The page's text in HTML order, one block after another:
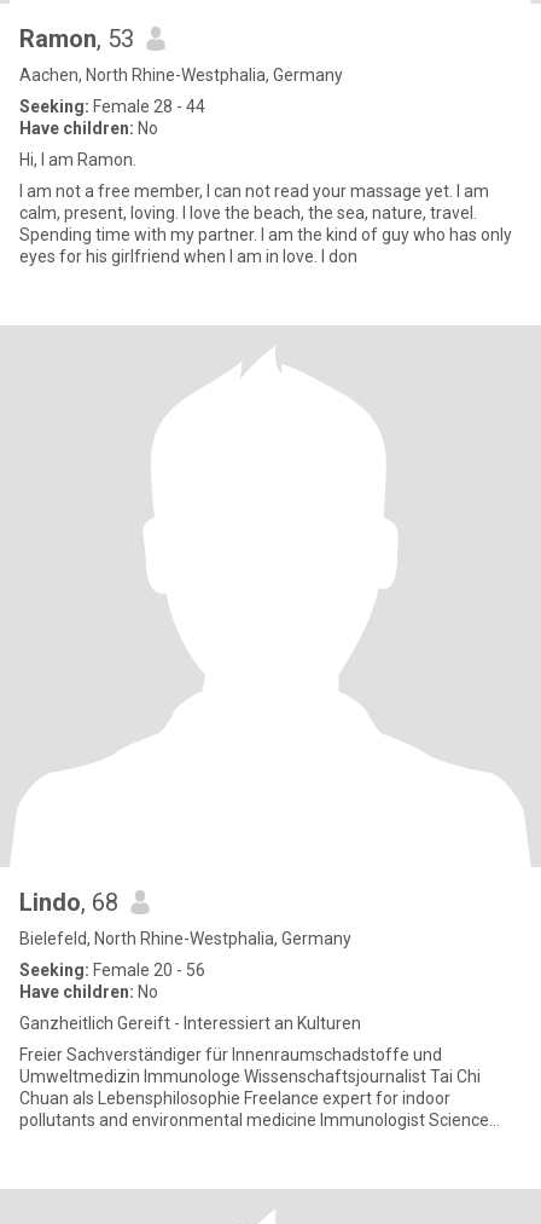
Ramon, 53
Aachen, North Rhine-Westphalia, Germany
Seeking: Female 28 - 44
Have children: No
Hi, I am Ramon.
I am not a free member, I can not read your massage yet. I am
calm, present, loving. I love the beach, the sea, nature, travel.
Spending time with my partner. I am the kind of guy who has only
eyes for his girlfriend when I am in love. I don
Lindo, 68
Bielefeld, North Rhine-Westphalia, Germany
Seeking: Female 20 - 56
Have children: No
Ganzheitlich Gereift - Interessiert an Kulturen
Freier Sachverständiger für Innenraumschadstoffe und
Umweltmedizin Immunologe Wissenschaftsjournalist Tai Chi
Chuan als Lebensphilosophie Freelance expert for indoor
pollutants and environmental medicine Immunologist Science